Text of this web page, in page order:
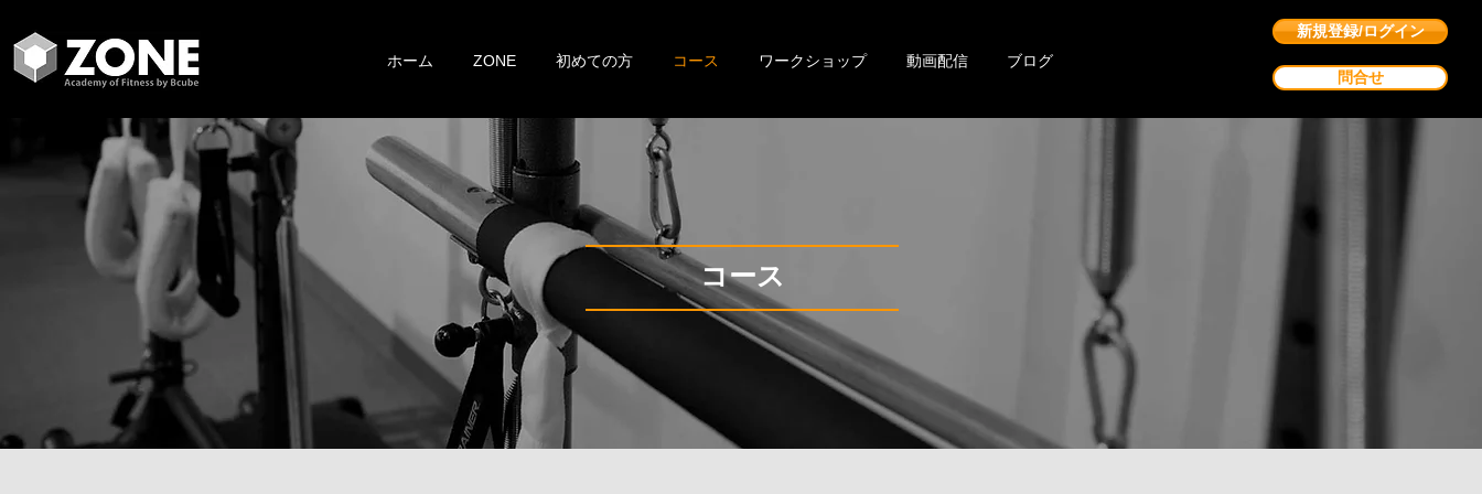
ホーム ZONE 初めての方 コース ワークショップ 動画配信 ブログ
新規登録/ログイン
問合せ
コース